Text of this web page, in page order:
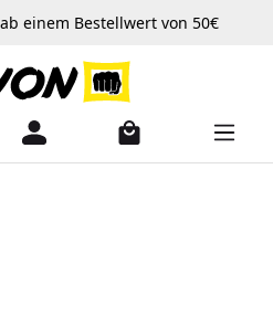
ab einem Bestellwert von 50€